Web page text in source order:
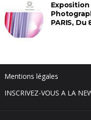
Exposition
PARIS, Du
Mentions légales
INSCRIVEZ-VOUS A LA